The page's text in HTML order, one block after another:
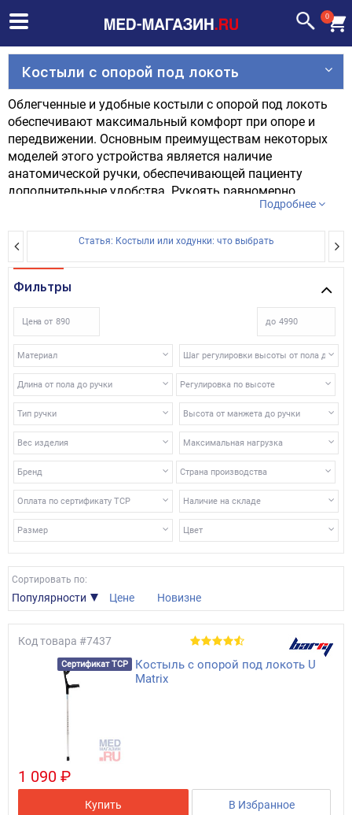
0
Костыли с опорой под локоть
Облегченные и удобные костыли с опорой под локоть
обеспечивают максимальный комфорт при опоре и
передвижении. Основным преимуществам некоторых
моделей этого устройства является наличие
анатомической ручки, обеспечивающей пациенту
дополнительные удобства. Рукоять равномерно
распределяет нагрузку на руку, что позволяет пациенту
Локтевые костыли регулируются по высоте, а в
некоторых моделях, представленных в наших магазинах,
подлокотника по высоте.
Представленные костыли изготовлены из специальных
материалов, легко подвергающихся санитарной
обработке.
Наконечники, насадки и другие запчасти к костылям
Зимние антигололедные насадки для костылей и тростей
Как правильно подобрать костыли?
Подробнее
Статья: Костыли или ходунки: что выбрать
Фильтры
Цена от до
Материал Шаг регулировки высоты от пола до
Длина от пола до ручки Регулировка по высоте
Высота от манжета до ручки
Тип ручки
Вес изделия Максимальная нагрузка
Бренд Страна производства
Наличие на складе
Оплата по сертификату ТСР
Размер Цвет
Сортировать по:
Популярности Цене Новизне
Код товара #7437
Сертификат ТСР
Костыль с опорой под локоть U
Matrix
1 090 ₽
Купить В Избранное